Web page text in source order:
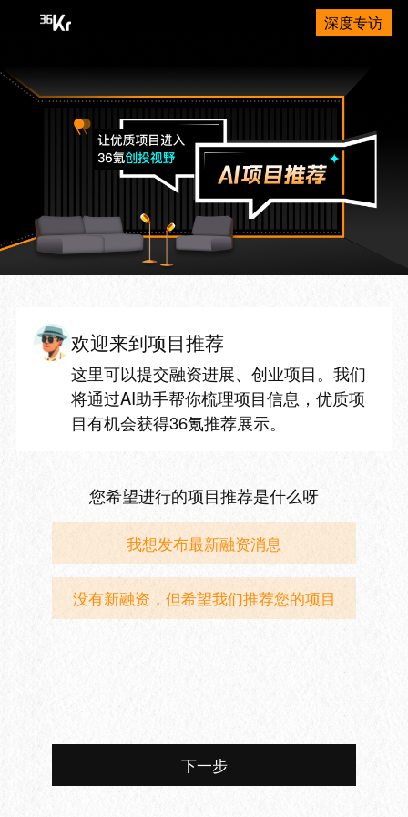
深度专访
欢迎来到项目推荐
这里可以提交融资进展、创业项目。我们
将通过AI助手帮你梳理项目信息，优质项
目有机会获得36氪推荐展示。
您希望进行的项目推荐是什么呀
我想发布最新融资消息
没有新融资，但希望我们推荐您的项目
下一步